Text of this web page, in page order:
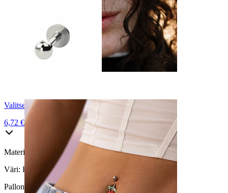
Valitse titaaninen
6,72 €7,90 €
Materiaali:
Kirurginteräs
Väri: Hopea
Pallon koko: